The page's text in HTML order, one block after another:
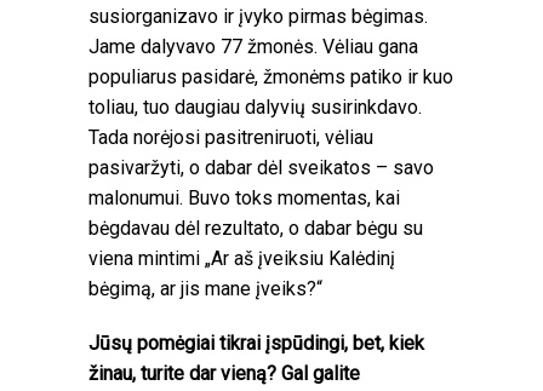
susiorganizavo ir įvyko pirmas bėgimas.
Jame dalyvavo 77 žmonės. Vėliau gana
populiarus pasidarė, žmonėms patiko ir kuo
toliau, tuo daugiau dalyvių susirinkdavo.
Tada norėjosi pasitreniruoti, vėliau
pasivaržyti, o dabar dėl sveikatos – savo
malonumui. Buvo toks momentas, kai
bėgdavau dėl rezultato, o dabar bėgu su
viena mintimi „Ar aš įveiksiu Kalėdinį
bėgimą, ar jis mane įveiks?“
Jūsų pomėgiai tikrai įspūdingi, bet, kiek
žinau, turite dar vieną? Gal galite